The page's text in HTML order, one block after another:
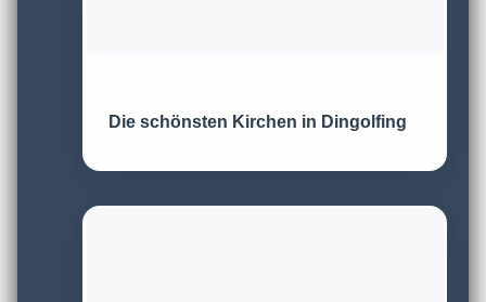
Die schönsten Kirchen in Dingolfing